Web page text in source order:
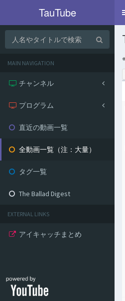
TauTube
MAIN NAVIGATION
チャンネル
プログラム
直近の動画一覧
全動画一覧（注：大量）
タグ一覧
The Ballad Digest
EXTERNAL LINKS
アイキャッチまとめ